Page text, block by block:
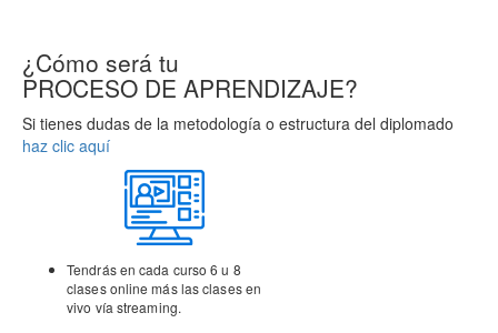
¿Cómo será tu
PROCESO DE APRENDIZAJE?
Si tienes dudas de la metodología o estructura del diplomado
haz clic aquí
Tendrás en cada curso 6 u 8
clases online más las clasesen
vivo vía streaming.